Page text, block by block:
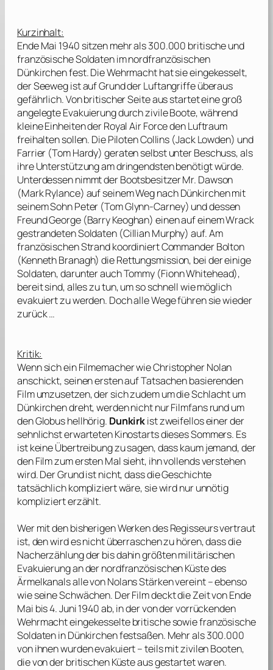
Kurzinhalt:
Ende Mai 1940 sitzen mehr als 300.000 britische und
französische Soldaten im nordfranzösischen
Dünkirchen fest. Die Wehrmacht hat sie eingekesselt,
der Seeweg ist auf Grund der Luftangriffe überaus
gefährlich. Von britischer Seite aus startet eine groß
angelegte Evakuierung durch zivile Boote, während
kleine Einheiten der Royal Air Force den Luftraum
freihalten sollen. Die Piloten Collins (Jack Lowden) und
Farrier (Tom Hardy) geraten selbst unter Beschuss, als
ihre Unterstützung am dringendsten benötigt würde.
Unterdessen nimmt der Bootsbesitzer Mr. Dawson
(Mark Rylance) auf seinem Weg nach Dünkirchen mit
seinem Sohn Peter (Tom Glynn-Carney) und dessen
Freund George (Barry Keoghan) einen auf einem Wrack
gestrandeten Soldaten (Cillian Murphy) auf. Am
französischen Strand koordiniert Commander Bolton
(Kenneth Branagh) die Rettungsmission, bei der einige
Soldaten, darunter auch Tommy (Fionn Whitehead),
bereit sind, alles zu tun, um so schnell wie möglich
evakuiert zu werden. Doch alle Wege führen sie wieder
zurück …
Kritik:
Wenn sich ein Filmemacher wieChristopher Nolan
anschickt, seinen ersten auf Tatsachen basierenden
Film umzusetzen, der sich zudem um die Schlacht um
Dünkirchen dreht, werden nicht nur Filmfans rund um
den Globus hellhörig. Dunkirkist zweifellos einer der
sehnlichst erwarteten Kinostarts dieses Sommers. Es
ist keine Übertreibung zu sagen, dass kaum jemand, der
den Film zum ersten Mal sieht, ihn vollends verstehen
wird. Der Grund ist nicht, dass die Geschichte
tatsächlich kompliziert wäre, sie wird nur unnötig
kompliziert erzählt.
Wer mit den bisherigen Werken des Regisseurs vertraut
ist, den wird es nicht überraschen zu hören, dass die
Nacherzählung der bis dahin größten militärischen
Evakuierung an der nordfranzösischen Küste des
Ärmelkanals alle vonNolansStärken vereint – ebenso
wie seine Schwächen. Der Film deckt die Zeit von Ende
Mai bis 4. Juni 1940 ab, in der von der vorrückenden
Wehrmacht eingekesselte britische sowie französische
Soldaten in Dünkirchen festsaßen. Mehr als 300.000
von ihnen wurden evakuiert – teils mit zivilen Booten,
die von der britischen Küste aus gestartet waren.